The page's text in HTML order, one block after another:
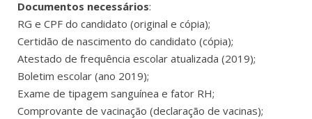
Documentos necessários:
RG e CPF do candidato (original e cópia);
Certidão de nascimento do candidato (cópia);
Atestado de frequência escolar atualizada (2019);
Boletim escolar (ano 2019);
Exame de tipagem sanguínea e fator RH;
Comprovante de vacinação (declaração de vacinas);